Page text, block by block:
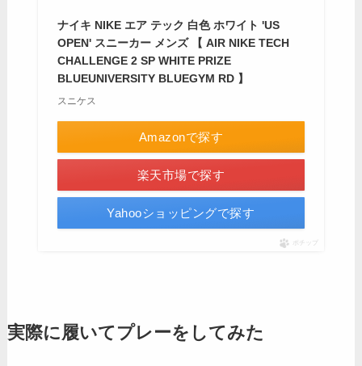
ナイキ NIKE エア テック 白色 ホワイト 'US
OPEN' スニーカー メンズ 【 AIR NIKE TECH
CHALLENGE 2 SP WHITE PRIZE
BLUEUNIVERSITY BLUEGYM RD 】
スニケス
Amazonで探す
楽天市場で探す
Yahooショッピングで探す
ポチップ
実際に履いてプレーをしてみた